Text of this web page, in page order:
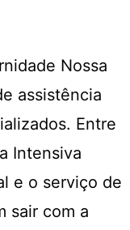
Nossa
assistência
Entre
Intensiva
e o serviço de
sair com a